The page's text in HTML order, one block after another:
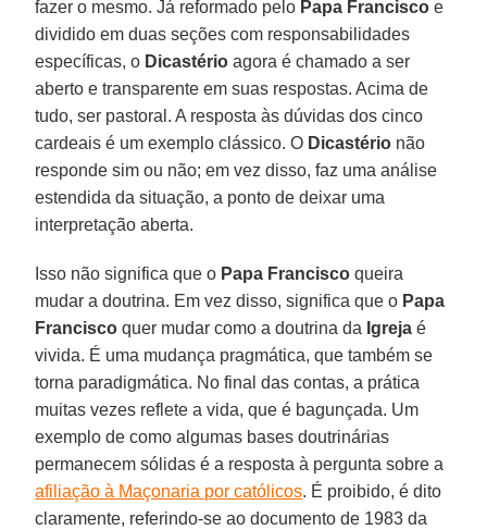
fazer o mesmo. Já reformado pelo Papa Francisco e
dividido em duas seções com responsabilidades
específicas, o Dicastério agora é chamado a ser
aberto e transparente em suas respostas. Acima de
tudo, ser pastoral. A resposta às dúvidas dos cinco
cardeais é um exemplo clássico. O Dicastério não
responde sim ou não; em vez disso, faz uma análise
estendida da situação, a ponto de deixar uma
interpretação aberta.
Isso não significa que o Papa Francisco queira
mudar a doutrina. Em vez disso, significa que o Papa
Francisco quer mudar como a doutrina da Igreja é
vivida. É uma mudança pragmática, que também se
torna paradigmática. No final das contas, a prática
muitas vezes reflete a vida, que é bagunçada. Um
exemplo de como algumas bases doutrinárias
permanecem sólidas é a resposta à pergunta sobre a
afiliação à Maçonaria por católicos. É proibido, é dito
claramente, referindo-se ao documento de 1983 da